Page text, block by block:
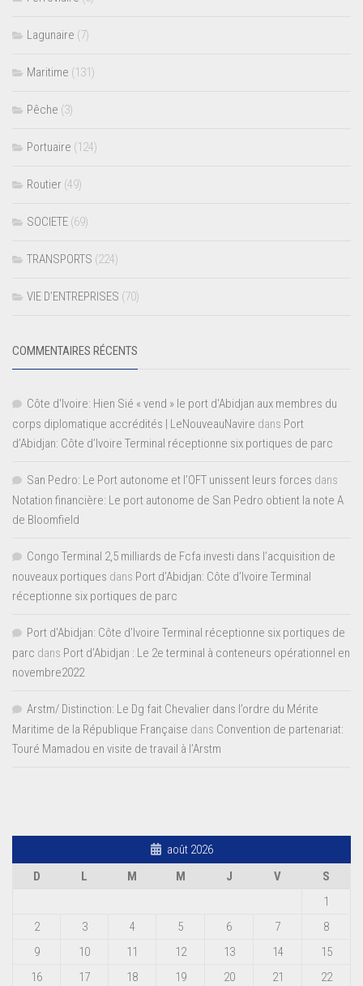
Lagunaire (7)
Maritime (131)
Pêche (3)
Portuaire (124)
Routier (49)
SOCIETE (69)
TRANSPORTS (224)
VIE D’ENTREPRISES (70)
COMMENTAIRES RÉCENTS
Côte d'Ivoire: Hien Sié « vend » le port d'Abidjan aux membres du
corps diplomatique accrédités | LeNouveauNavire dans Port
d’Abidjan: Côte d’Ivoire Terminal réceptionne six portiques de parc
San Pedro: Le Port autonome et l’OFT unissent leurs forces dans
Notation financière: Le port autonome de San Pedro obtient la note A
de Bloomfield
Congo Terminal 2,5 milliards de Fcfa investi dans l’acquisition de
nouveaux portiques dans Port d’Abidjan: Côte d’Ivoire Terminal
réceptionne six portiques de parc
Port d'Abidjan: Côte d’Ivoire Terminal réceptionne six portiques de
parc dans Port d’Abidjan : Le 2e terminal à conteneurs opérationnel en
novembre2022
Arstm/ Distinction: Le Dg fait Chevalier dans l’ordre du Mérite
Maritime de la République Française dans Convention de partenariat:
Touré Mamadou en visite de travail à l’Arstm
août 2026
D
L M M J V
S
1
2
3 4 5 6 7
8
9
10 11 12 13 14
15
16
17 18 19 20 21
22